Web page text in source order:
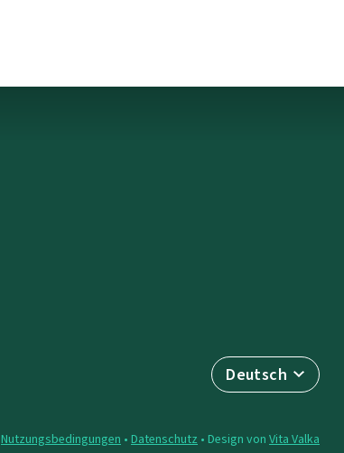
Deutsch
Nutzungsbedingungen • Datenschutz • Design von Vita Valka